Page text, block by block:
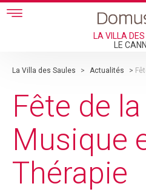
Skip to main content
LA VILLA
LE
La Villa des Saules > Actualités >
Fête de la
Musique
Thérapie